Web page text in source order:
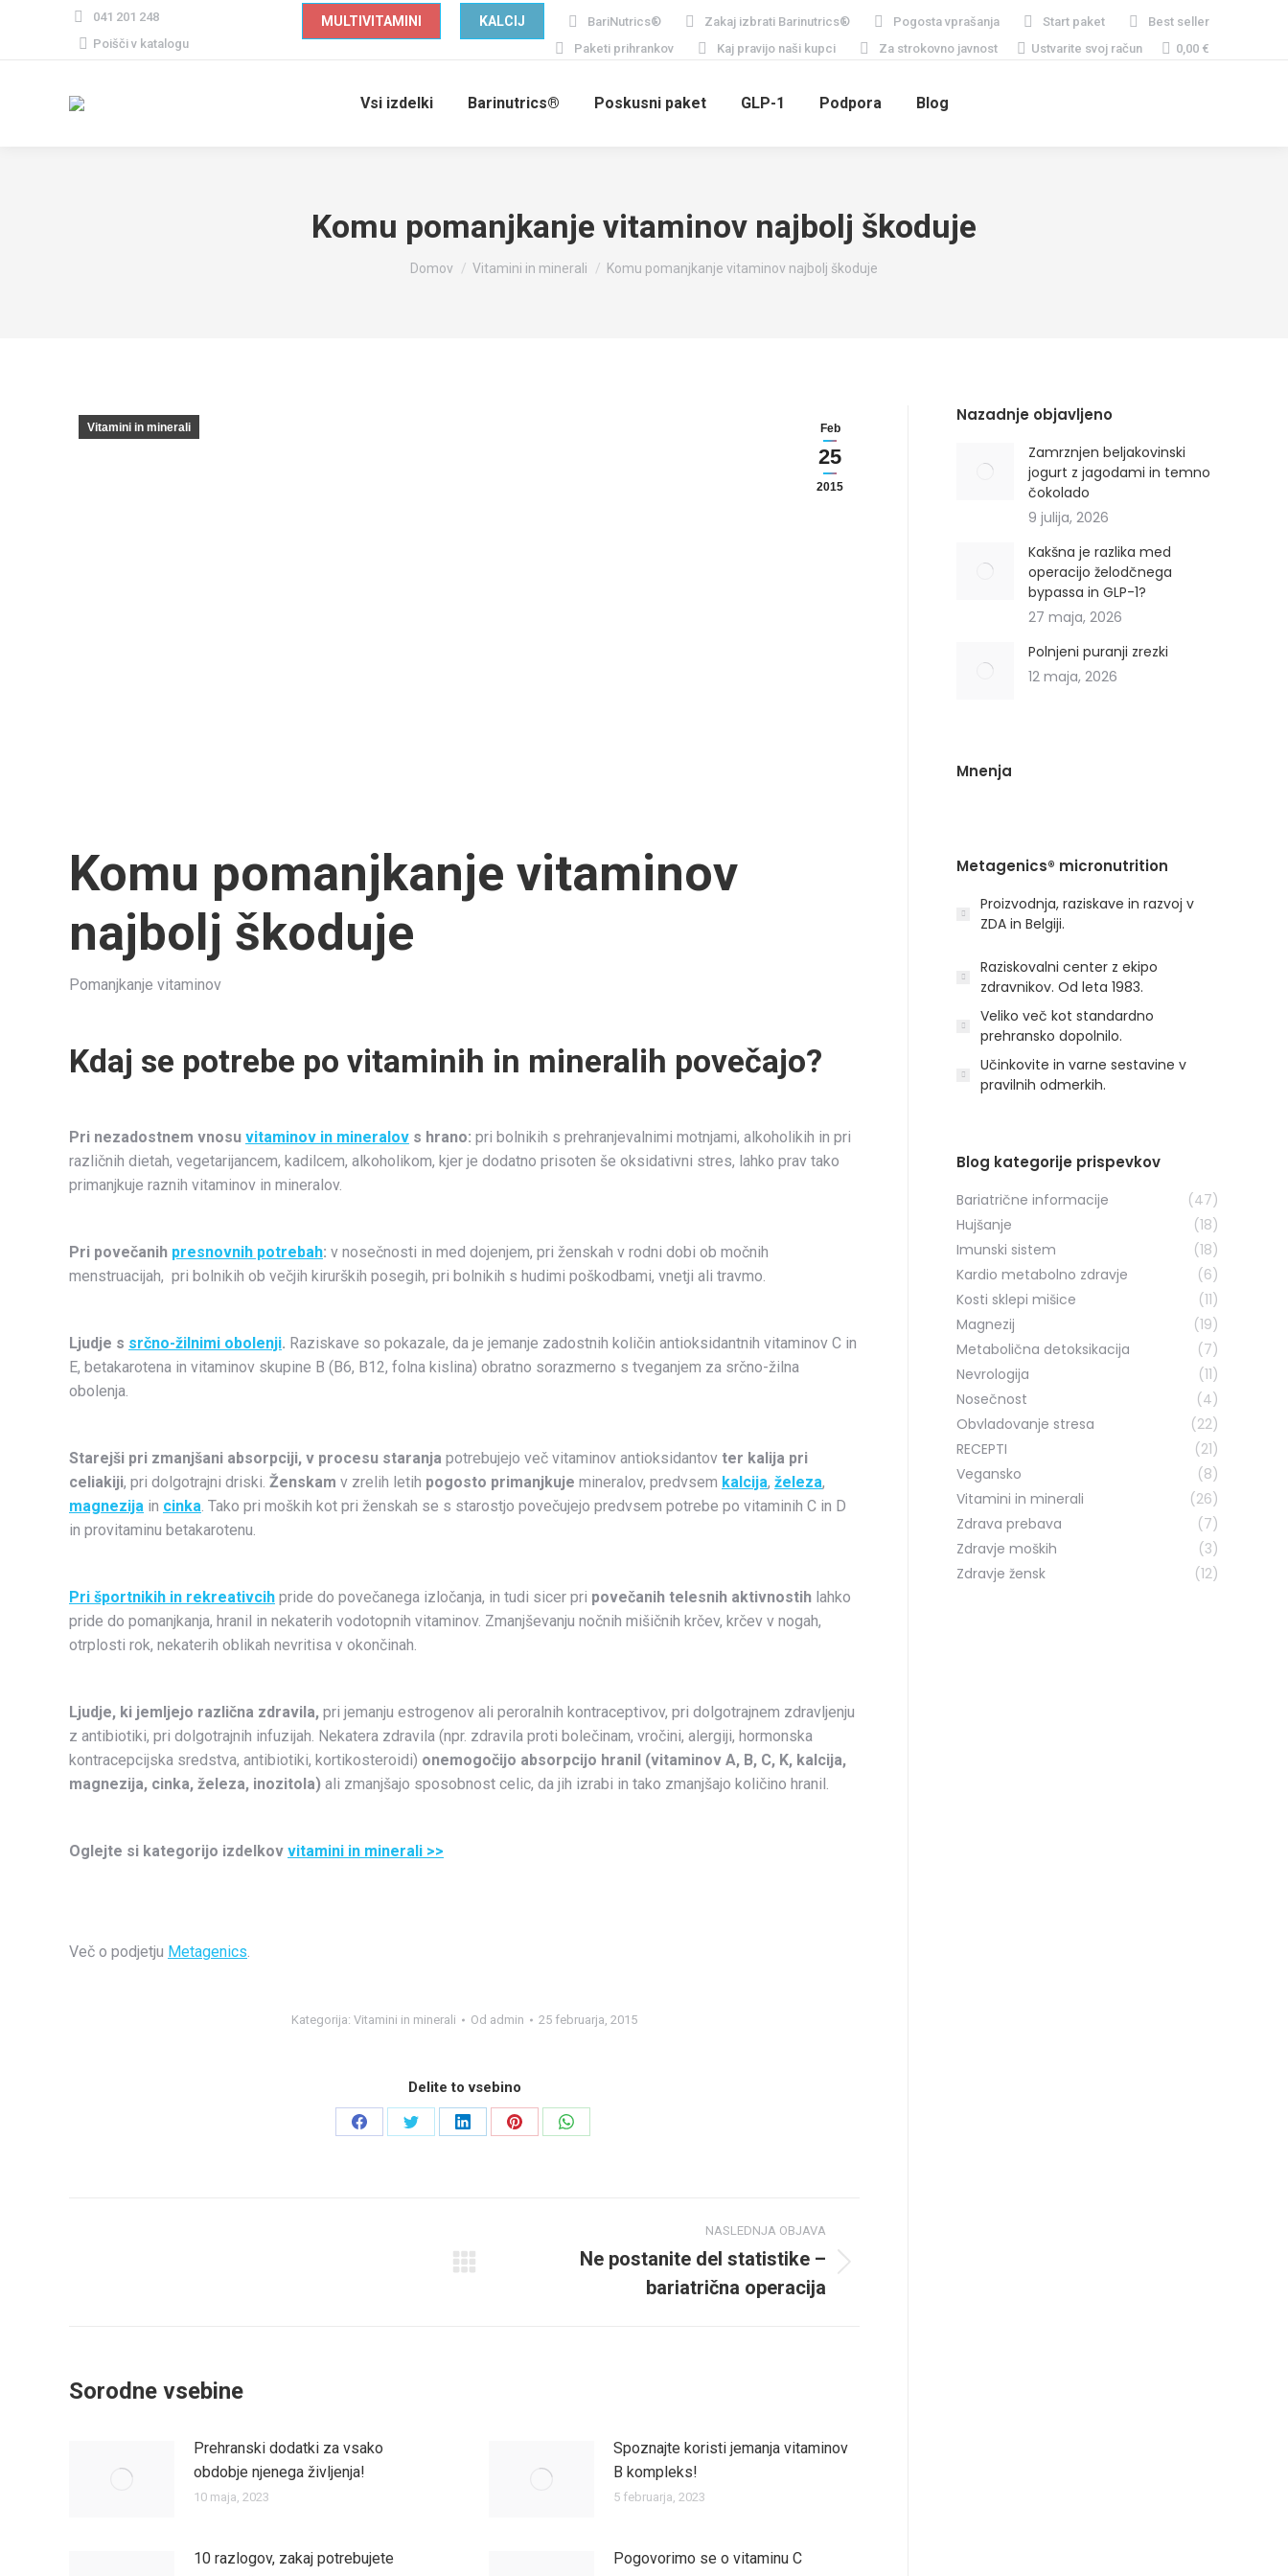
041 201 248
Poiščite
Poišči v katalogu
MULTIVITAMINI KALCIJ BariNutrics® Zakaj izbrati Barinutrics® Pogosta vprašanja Start paket
Best seller
Paketi prihrankov
Kaj pravijo naši kupci Za strokovno javnost Ustvarite svoj račun 0,00 €
Vsi izdelki Barinutrics® Poskusni paket GLP-1 Podpora Blog
Komu pomanjkanje vitaminov najbolj škoduje
You are here:
Domov Vitamini in minerali Komu pomanjkanje vitaminov najbolj škoduje
Feb
25
2015
Vitamini in minerali
Komu pomanjkanje vitaminov
najbolj škoduje
Pomanjkanje vitaminov
Kdaj se potrebe po vitaminih in mineralih povečajo?
Pri nezadostnem vnosu vitaminov in mineralov s hrano: pri bolnikih s prehranjevalnimi motnjami, alkoholikih in pri
različnih dietah, vegetarijancem, kadilcem, alkoholikom, kjer je dodatno prisoten še oksidativni stres, lahko prav tako
primanjkuje raznih vitaminov in mineralov.
Pri povečanih presnovnih potrebah: v nosečnosti in med dojenjem, pri ženskah v rodni dobi ob močnih
menstruacijah, pri bolnikih ob večjih kirurških posegih, pri bolnikih s hudimi poškodbami, vnetji ali travmo.
Ljudje s srčno-žilnimi obolenji. Raziskave so pokazale, da je jemanje zadostnih količin antioksidantnih vitaminov C in
E, betakarotena in vitaminov skupine B (B6, B12, folna kislina) obratno sorazmerno s tveganjem za srčno-žilna
obolenja.
Starejši pri zmanjšani absorpciji, v procesu staranja potrebujejo več vitaminov antioksidantov ter kalija pri
celiakiji, pri dolgotrajni driski. Ženskam v zrelih letih pogosto primanjkuje mineralov, predvsem kalcija, železa,
magnezija in cinka . Tako pri moških kot pri ženskah se s starostjo povečujejo predvsem potrebe po vitaminih C in D
in provitaminu betakarotenu.
Pri športnikih in rekreativcih pride do povečanega izločanja, in tudi sicer pri povečanih telesnih aktivnostih lahko
pride do pomanjkanja, hranil in nekaterih vodotopnih vitaminov. Zmanjševanju nočnih mišičnih krčev, krčev v nogah,
otrplosti rok, nekaterih oblikah nevritisa v okončinah.
Ljudje, ki jemljejo različna zdravila, pri jemanju estrogenov ali peroralnih kontraceptivov, pri dolgotrajnem zdravljenju
z antibiotiki, pri dolgotrajnih infuzijah. Nekatera zdravila (npr. zdravila proti bolečinam, vročini, alergiji, hormonska
kontracepcijska sredstva, antibiotiki, kortikosteroidi) onemogočijo absorpcijo hranil (vitaminov A, B, C, K, kalcija,
magnezija, cinka, železa, inozitola) ali zmanjšajo sposobnost celic, da jih izrabi in tako zmanjšajo količino hranil.
Oglejte si kategorijo izdelkov vitamini in minerali >>
Več o podjetju Metagenics
Kategorija: Vitamini in minerali Od admin 25 februarja, 2015
Delite to vsebino
Share
Share
Twitterju
Share
Share
Share
NASLEDNJA OBJAVA
Ne postanite del statistike –
bariatrična operacija
Sorodne vsebine
Prehranski dodatki za vsako
obdobje njenega življenja!
10 maja, 2023
Spoznajte koristi jemanja vitaminov
B kompleks!
5 februarja, 2023
10 razlogov, zakaj potrebujete
Pogovorimo se o vitaminu C
Nazadnje objavljeno
Zamrznjen beljakovinski
jogurt z jagodami in temno
čokolado
9 julija, 2026
Kakšna je razlika med
operacijo želodčnega
bypassa in GLP-1?
27 maja, 2026
Polnjeni puranji zrezki
12 maja, 2026
Mnenja
Metagenics® micronutrition
Proizvodnja, raziskave in razvoj v
ZDA in Belgiji.
Raziskovalni center z ekipo
zdravnikov. Od leta 1983.
Veliko več kot standardno
prehransko dopolnilo.
Učinkovite in varne sestavine v
pravilnih odmerkih.
Blog kategorije prispevkov
Bariatrične informacije
(47)
Hujšanje
(18)
Imunski sistem
(18)
Kardio metabolno zdravje
(6)
Kosti sklepi mišice
(11)
Magnezij
(19)
Metabolična detoksikacija
(7)
Nevrologija
(11)
Nosečnost
(4)
Obvladovanje stresa
(22)
RECEPTI
(21)
Vegansko
(8)
Vitamini in minerali
(26)
Zdrava prebava
(7)
Zdravje moških
(3)
Zdravje žensk
(12)